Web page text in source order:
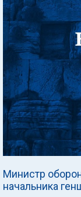
Министр
начальника